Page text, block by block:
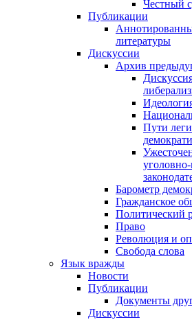
Честный
Публикации
литературы
Дискуссии
Архив
Пути
Барометр
Гражданское
Политический
Право
Революция и
Свобода слова
Язык вражды
Новости
Публикации
Документы
Дискуссии